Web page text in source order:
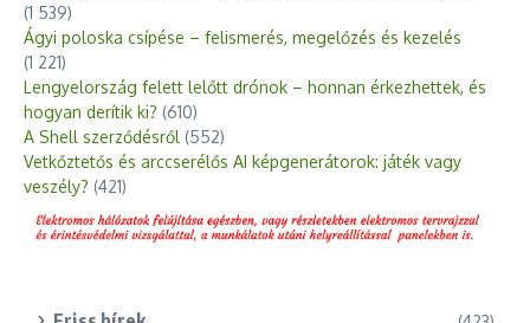
(1 539)
Ágyi poloska csípése – felismerés, megelőzés és kezelés
(1 221)
Lengyelország felett lelőtt drónok – honnan érkezhettek, és
hogyan derítik ki? (610)
A Shell szerződésről (552)
Vetkőztetős és arccserélős AI képgenerátorok: játék vagy
veszély? (421)